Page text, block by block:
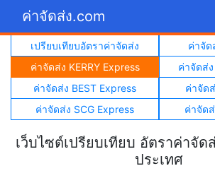
ค่าจัดส่ง.com
เปรียบเทียบอัตราค่าจัดส่ง
ค่าจัด
ค่าจัดส่ง KERRY Express
ค่าจัดส่
ค่าจัดส่ง BEST Express
ค่าจัด
ค่าจัดส่ง SCG Express
ค่าจัด
เว็บไซต์เปรียบเทียบ อัตราค่าจั
ประเทศ